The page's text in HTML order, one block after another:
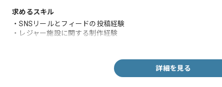
求めるスキル
・SNSリールとフィードの投稿経験
・レジャー施設に関する制作経験
詳細を見る